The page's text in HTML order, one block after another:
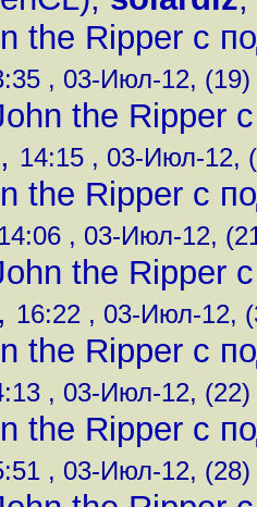
the Ripper с
, 03-Июл-12, (19)
the Ripper
, 14:15 , 03-Июл-12,
the Ripper с
, 03-Июл-12,
the Ripper
, 16:22 , 03-Июл-12,
the Ripper с
, 03-Июл-12, (22)
the Ripper с
, 03-Июл-12, (28)